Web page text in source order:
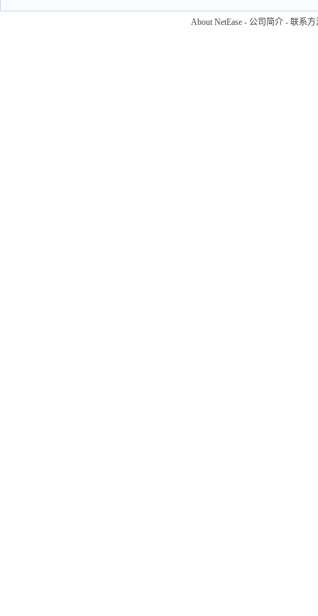
About NetEase - 公司简介 - 联系方